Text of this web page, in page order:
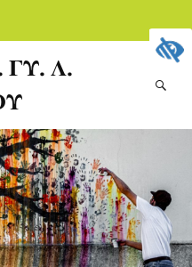
ΓΥ. Λ.